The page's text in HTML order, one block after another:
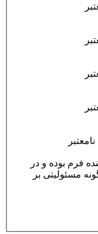
فرم بوده و در
مسئولیتی بر